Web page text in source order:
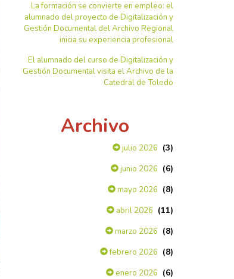
La formación se convierte en empleo: el
alumnado del proyecto de Digitalización y
Gestión Documental del Archivo Regional
inicia su experiencia profesional
El alumnado del curso de Digitalización y
Gestión Documental visita el Archivo de la
Catedral de Toledo
Archivo
julio 2026 (3)
junio 2026 (6)
mayo 2026 (8)
abril 2026 (11)
marzo 2026 (8)
febrero 2026 (8)
enero 2026 (6)